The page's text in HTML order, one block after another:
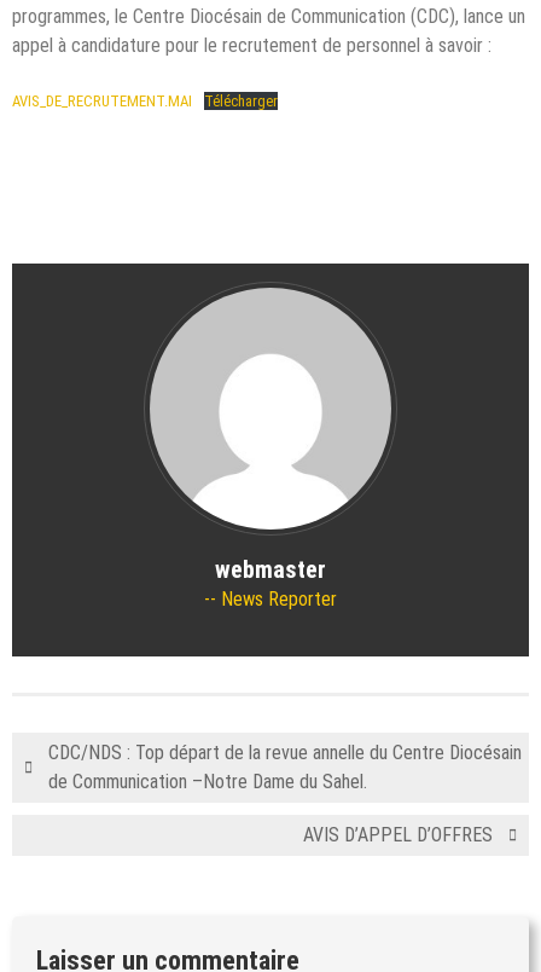
programmes, le Centre Diocésain de Communication (CDC), lance un
appel à candidature pour le recrutement de personnel à savoir :
AVIS_DE_RECRUTEMENT.MAI Télécharger
webmaster
News Reporter
CDC/NDS : Top départ de la revue annelle du Centre Diocésain
de Communication –Notre Dame du Sahel.
AVIS D’APPEL D’OFFRES
Laisser un commentaire